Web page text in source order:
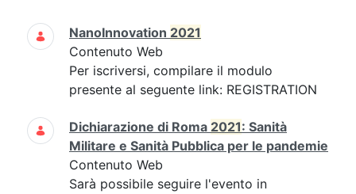
Ricerca
NanoInnovation 2021
Contenuto Web
Per iscriversi, compilare il modulo
presente al seguente link: REGISTRATION
Dichiarazione di Roma 2021: Sanità
Militare e Sanità Pubblica per le pandemie
Contenuto Web
Sarà possibile seguire l'evento in